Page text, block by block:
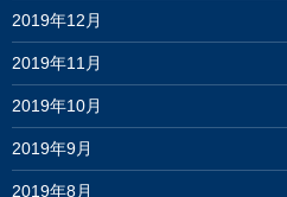
2019年12月
2019年11月
2019年10月
2019年9月
2019年8月